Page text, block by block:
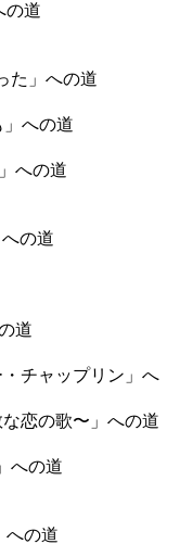
の道
た」への道
」への道
への道
の道
道
・チャップリン」へ
恋の歌〜」への道
への道
への道